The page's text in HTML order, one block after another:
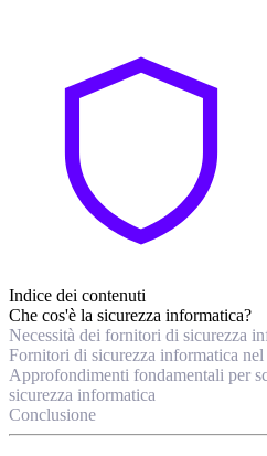
Indice dei contenuti
Che cos'è la sicurezza informatica?
Necessità dei fornitori di sicurezza
Fornitori di sicurezza informatica
Approfondimenti fondamentali per
sicurezza informatica
Conclusione